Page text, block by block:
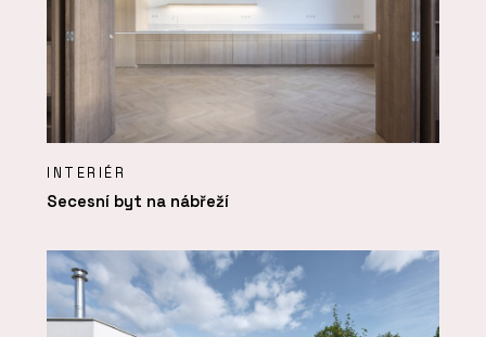
INTERIÉR
Secesní byt na nábřeží